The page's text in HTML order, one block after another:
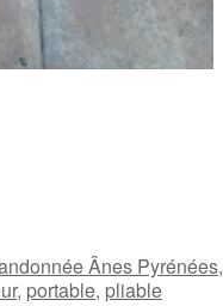
Ânes Pyrénées,
, portable, pliable